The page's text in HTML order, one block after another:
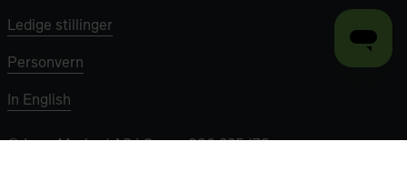
Ledige stillinger
Personvern
In English
©Lyse Marked AS| Org nr 980 335 178